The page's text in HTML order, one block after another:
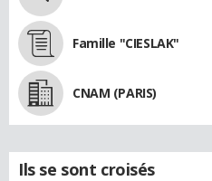
Famille "CIESLAK"
CNAM (PARIS)
Ils se sont croisés